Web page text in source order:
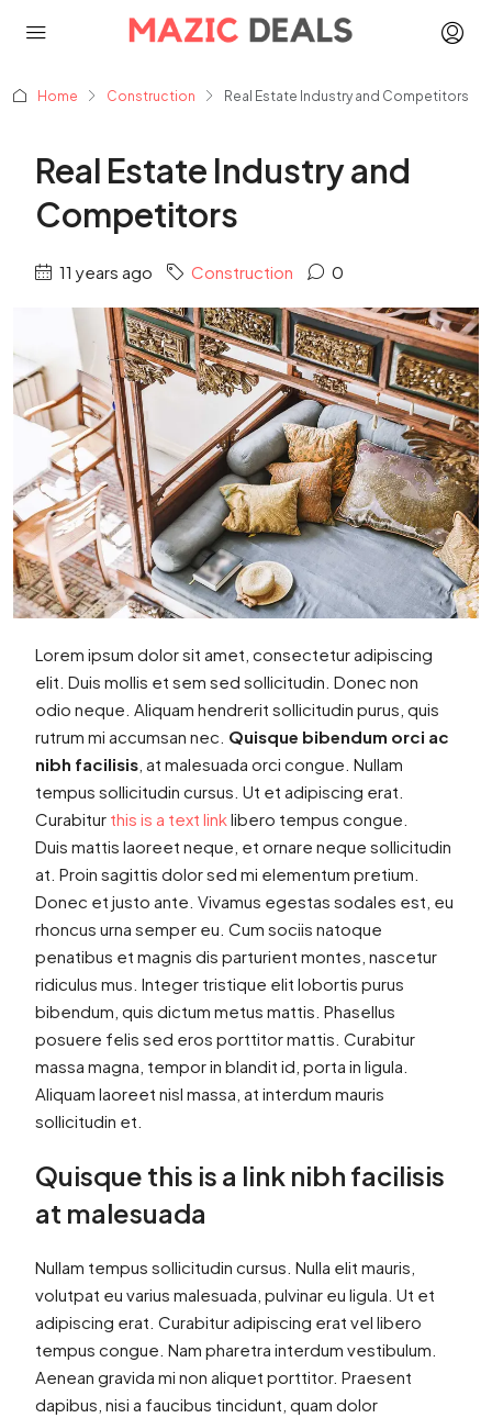
Home Construction Real Estate Industry and Competitors
Real Estate Industry and
Competitors
11 years ago Construction 0
Lorem ipsum dolor sit amet, consectetur adipiscing
elit. Duis mollis et sem sed sollicitudin. Donec non
odio neque. Aliquam hendrerit sollicitudin purus, quis
rutrum mi accumsan nec. Quisque bibendum orci ac
nibh facilisis , at malesuada orci congue. Nullam
tempus sollicitudin cursus. Ut et adipiscing erat.
Curabitur this is a text link libero tempus congue.
Duis mattis laoreet neque, et ornare neque sollicitudin
at. Proin sagittis dolor sed mi elementum pretium.
Donec et justo ante. Vivamus egestas sodales est, eu
rhoncus urna semper eu. Cum sociis natoque
penatibus et magnis dis parturient montes, nascetur
ridiculus mus. Integer tristique elit lobortis purus
bibendum, quis dictum metus mattis. Phasellus
posuere felis sed eros porttitor mattis. Curabitur
massa magna, tempor in blandit id, porta in ligula.
Aliquam laoreet nisl massa, at interdum mauris
sollicitudin et.
Quisque this is a link nibh facilisis
at malesuada
Nullam tempus sollicitudin cursus. Nulla elit mauris,
volutpat eu varius malesuada, pulvinar eu ligula. Ut et
adipiscing erat. Curabitur adipiscing erat vel libero
tempus congue. Nam pharetra interdum vestibulum.
Aenean gravida mi non aliquet porttitor. Praesent
dapibus, nisi a faucibus tincidunt, quam dolor